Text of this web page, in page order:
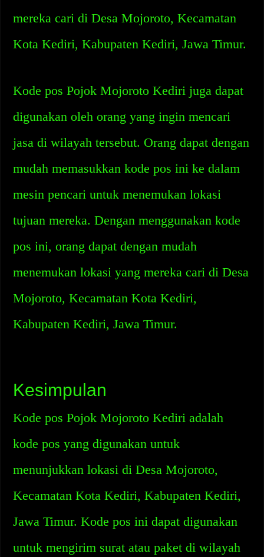
mereka cari di Desa Mojoroto, Kecamatan
Kota Kediri, Kabupaten Kediri, Jawa Timur.
Kode pos Pojok Mojoroto Kediri juga dapat
digunakan oleh orang yang ingin mencari
jasa di wilayah tersebut. Orang dapat dengan
mudah memasukkan kode pos ini ke dalam
mesin pencari untuk menemukan lokasi
tujuan mereka. Dengan menggunakan kode
pos ini, orang dapat dengan mudah
menemukan lokasi yang mereka cari di Desa
Mojoroto, Kecamatan Kota Kediri,
Kabupaten Kediri, Jawa Timur.
Kesimpulan
Kode pos Pojok Mojoroto Kediri adalah
kode pos yang digunakan untuk
menunjukkan lokasi di Desa Mojoroto,
Kecamatan Kota Kediri, Kabupaten Kediri,
Jawa Timur. Kode pos ini dapat digunakan
untuk mengirim surat atau paket di wilayah